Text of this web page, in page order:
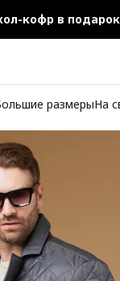
кофр в подарок
при заказе
размерыНа